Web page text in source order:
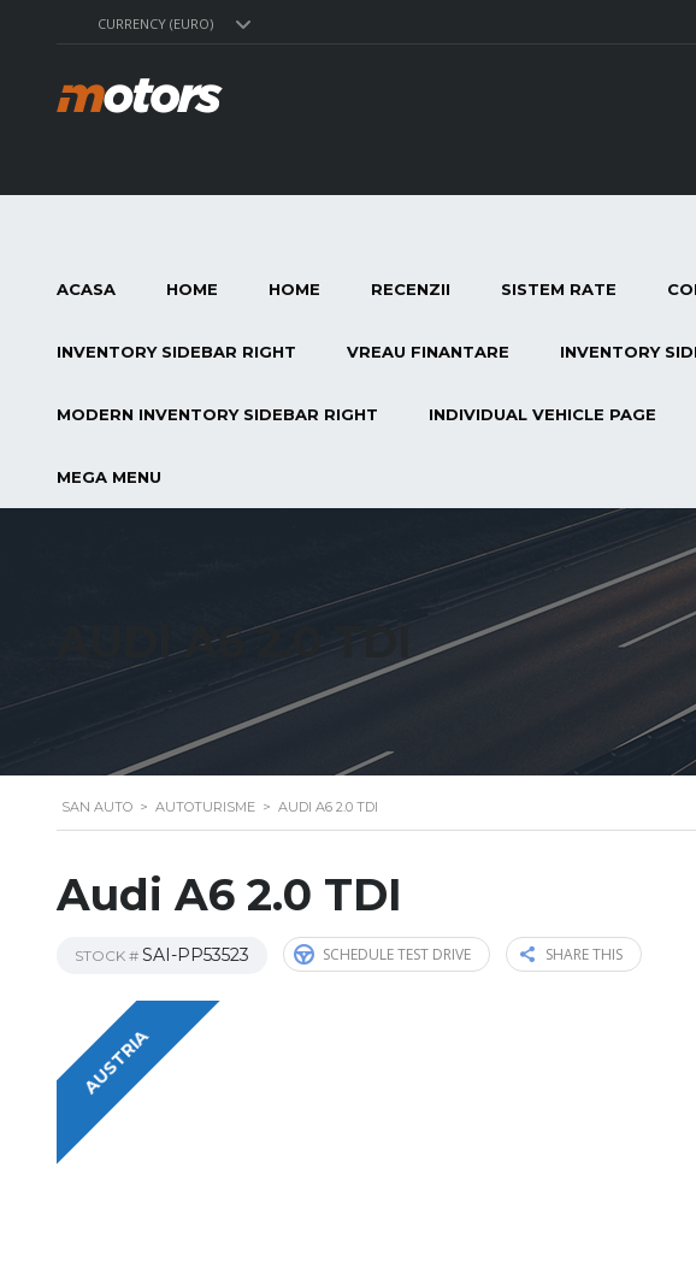
CURRENCY (EURO)
ACASA HOME HOME RECENZII SISTEM RATE
INVENTORY SIDEBAR RIGHT VREAU FINANTARE INVENTORY
MODERN INVENTORY SIDEBAR RIGHT INDIVIDUAL VEHICLE PAGE
MEGA MENU
AUDI A6 2.0 TDI
SAN AUTO > AUTOTURISME > AUDI A6 2.0 TDI
Audi A6 2.0 TDI
STOCK # SAI-PP53523 SCHEDULE TEST DRIVE SHARE THIS
AUSTRIA